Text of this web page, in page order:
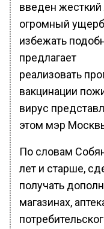
введен жесткий
огромный
избежать
предлагает
реализовать
вакцинации
вирус
этом мэр
По словам
лет и старше,
получать
магазинах,